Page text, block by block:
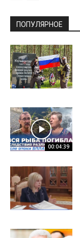
ПОПУЛЯРНОЕ
00:04:39